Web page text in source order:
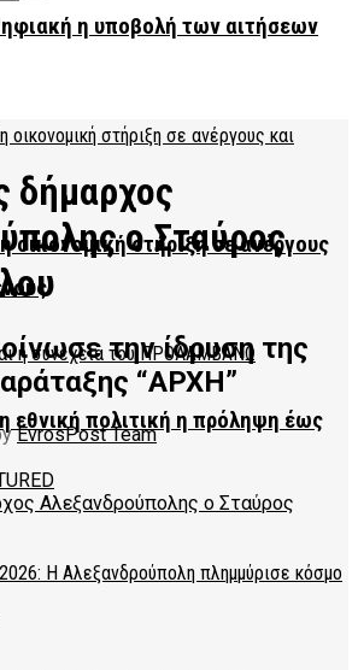
η υποβολή των αιτήσεων
στήριξη σε ανέργους
εθνική πολιτική η πρόληψη έως
δήμαρχος
ο Σταύρος
την ίδρυση της
“ΑΡΧΗ”
EvrosPost Team